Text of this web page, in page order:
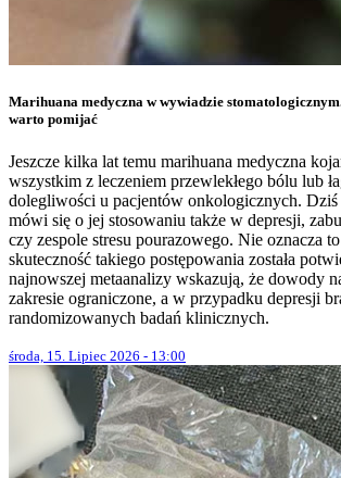
Marihuana medyczna w wywiadzie
warto pomijać
Jeszcze kilka lat temu marihuana medyczna
wszystkim z leczeniem przewlekłego bólu lub
dolegliwości u pacjentów onkologicznych. Dziś
mówi się o jej stosowaniu także w depresji,
czy zespole stresu pourazowego. Nie oznacza
skuteczność takiego postępowania została
najnowszej metaanalizy wskazują, że dowody
zakresie ograniczone, a w przypadku depresji
randomizowanych badań klinicznych.
środa, 15. Lipiec 2026 - 13:00